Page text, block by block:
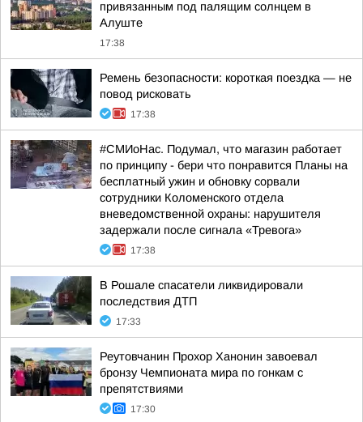
привязанным под палящим солнцем в
Алуште
17:38
Ремень безопасности: короткая поездка — не
повод рисковать
17:38
#СМИоНас. Подумал, что магазин работает
по принципу - бери что понравится Планы на
бесплатный ужин и обновку сорвали
сотрудники Коломенского отдела
вневедомственной охраны: нарушителя
задержали после сигнала «Тревога»
17:38
В Рошале спасатели ликвидировали
последствия ДТП
17:33
Реутовчанин Прохор Ханонин завоевал
бронзу Чемпионата мира по гонкам с
препятствиями
17:30